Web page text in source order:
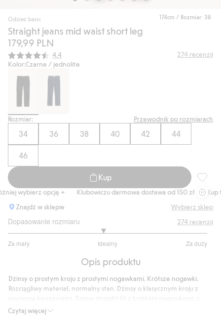
174cm / Rozmiar: 38
Odzież basic
Straight jeans mid waist short leg
179,99 PLN
Średnia ocena:
4.4 274 recenzji
Kolor:Czarne / jednolite
Rozmiar: Przewodnik po rozmiarach
34 36 38 40 42 44
46
Kup
wybierz opcję + Klubowiczu darmowa dostawa od 150 zł
Kup
Znajdź w sklepie
Wybierz sklep
Dopasowanie rozmiaru
Za mały Idealny Za duży
na
212
głosów
274 recenzji
Opis produktu
Czytaj więcej
Dżinsy o prostym kroju z prostymi nogawkami. Krótsze nogawki.
Rozciągliwy materiał, normalny stan. Dżinsy o klasycznym kroju z
rozciagliwego materialu i z normalnym stanem. Dzinsy o klasycznym